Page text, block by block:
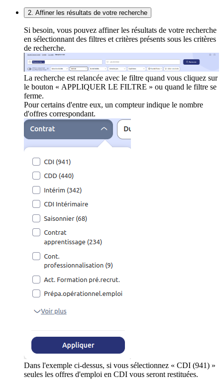
2. Affiner les résultats de votre recherche
Si besoin, vous pouvez affiner les résultats de votre recherche
en sélectionnant des filtres et critères présents sous les critères
de recherche.
La recherche est relancée avec le filtre quand vous cliquez sur
le bouton « APPLIQUER LE FILTRE » ou quand le filtre se
ferme.
Pour certains d'entre eux, un compteur indique le nombre
d'offres correspondant.
Dans l'exemple ci-dessus, si vous sélectionnez « CDI (941) »
seules les offres d'emploi en CDI vous seront restituées.